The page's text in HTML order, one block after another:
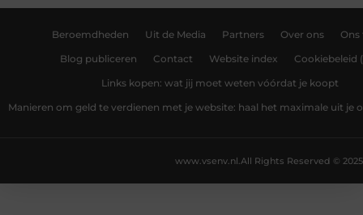
Beroemdheden Uit de Media Partners Over ons Ons
Blog publiceren Contact Website index Cookiebeleid
Links kopen: wat jij moet weten vóórdat je koopt
Manieren om geld te verdienen met je website: haal het maximale uit je
All Rights Reserved © 2025
www.vsenv.nl.